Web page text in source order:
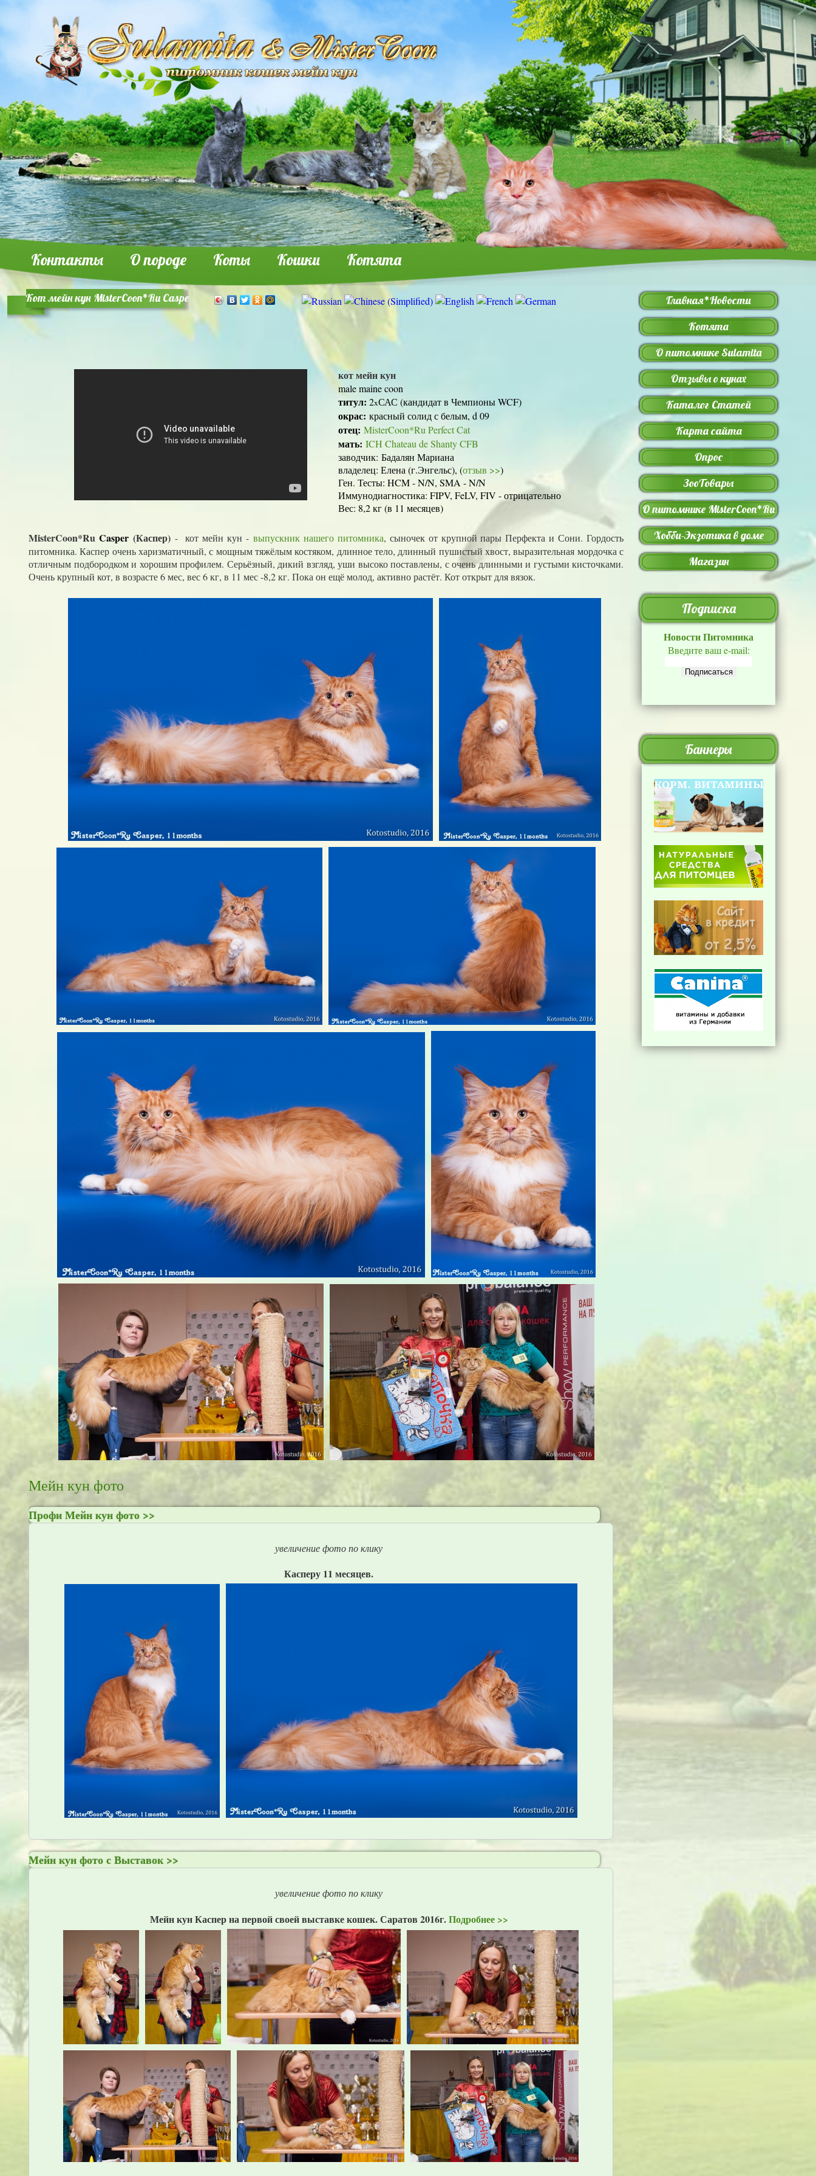
Контакты О породе Коты Кошки Котята
Главная*Новости
Котята
О питомнике Sulamita
Отзывы о кунах
Каталог Статей
Карта сайта
Опрос
ЗооТовары
О питомнике MisterCoon*Ru
Хобби-Экзотика в доме
Магазин
Подписка
Новости Питомника
Введите ваш e-mail:
Баннеры
Кот мейн кун MisterCoon*Ru Casper (Каспер)
кот мейн кун
male maine coon
титул: 2xСАС (кандидат в Чемпионы WCF)
окрас: красный солид с белым, d 09
отец: MisterCoon*Ru Perfect Cat
мать: ICH Chateau de Shanty CFB
заводчик: Бадалян Мариана
владелец: Елена (г.Энгельс), (отзыв >>)
Ген. Тесты: HCM - N/N, SMA - N/N
Иммунодиагностика: FIPV, FeLV, FIV - отрицательно
Вес: 8,2 кг (в 11 месяцев)
MisterCoon*Ru Casper(Каспер) - кот мейн кун -выпускник нашего питомника, сыночек от крупной пары Перфекта и Сони. Гордость
питомника. Каспер очень харизматичный, с мощным тяжёлым костяком, длинное тело, длинный пушистый хвост, выразительная мордочка с
отличным подбородком и хорошим профилем. Серьёзный, дикий взгляд, уши высоко поставлены, с очень длинными и густыми кисточками.
Очень крупный кот, в возрасте 6 мес, вес 6 кг, в 11 мес -8,2 кг. Пока он ещё молод, активно растёт. Кот открыт для вязок.
Мейн кун фото
Профи Мейн кун фото >>
увеличение фото по клику
Касперу 11 месяцев.
Мейн кун фото с Выставок >>
увеличение фото по клику
Мейн кун Каспер на первой своей выставке кошек. Саратов 2016г.Подробнее >>